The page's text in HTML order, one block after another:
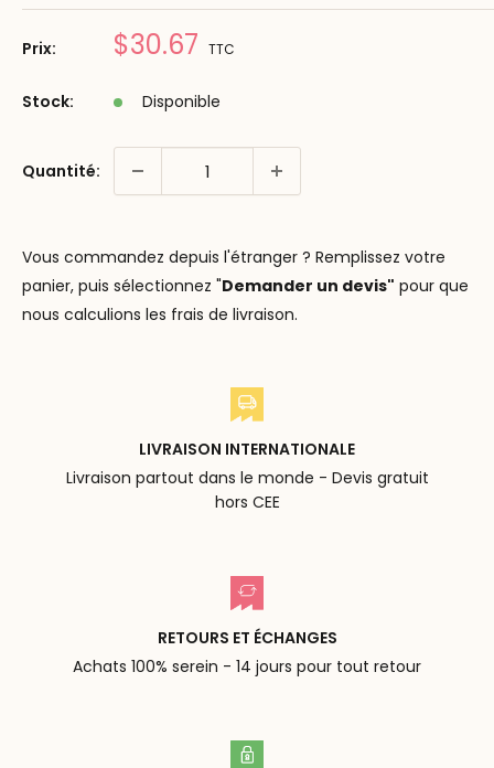
Prix: Prix
$30.67 TTC
Stock: Disponible
Quantité:
Vous commandez depuis l'étranger ? Remplissez votre
panier, puis sélectionnez "Demander un devis" pour que
nous calculions les frais de livraison.
LIVRAISON INTERNATIONALE
Livraison partout dans le monde - Devis gratuit
hors CEE
RETOURS ET ÉCHANGES
Achats 100% serein - 14 jours pour tout retour